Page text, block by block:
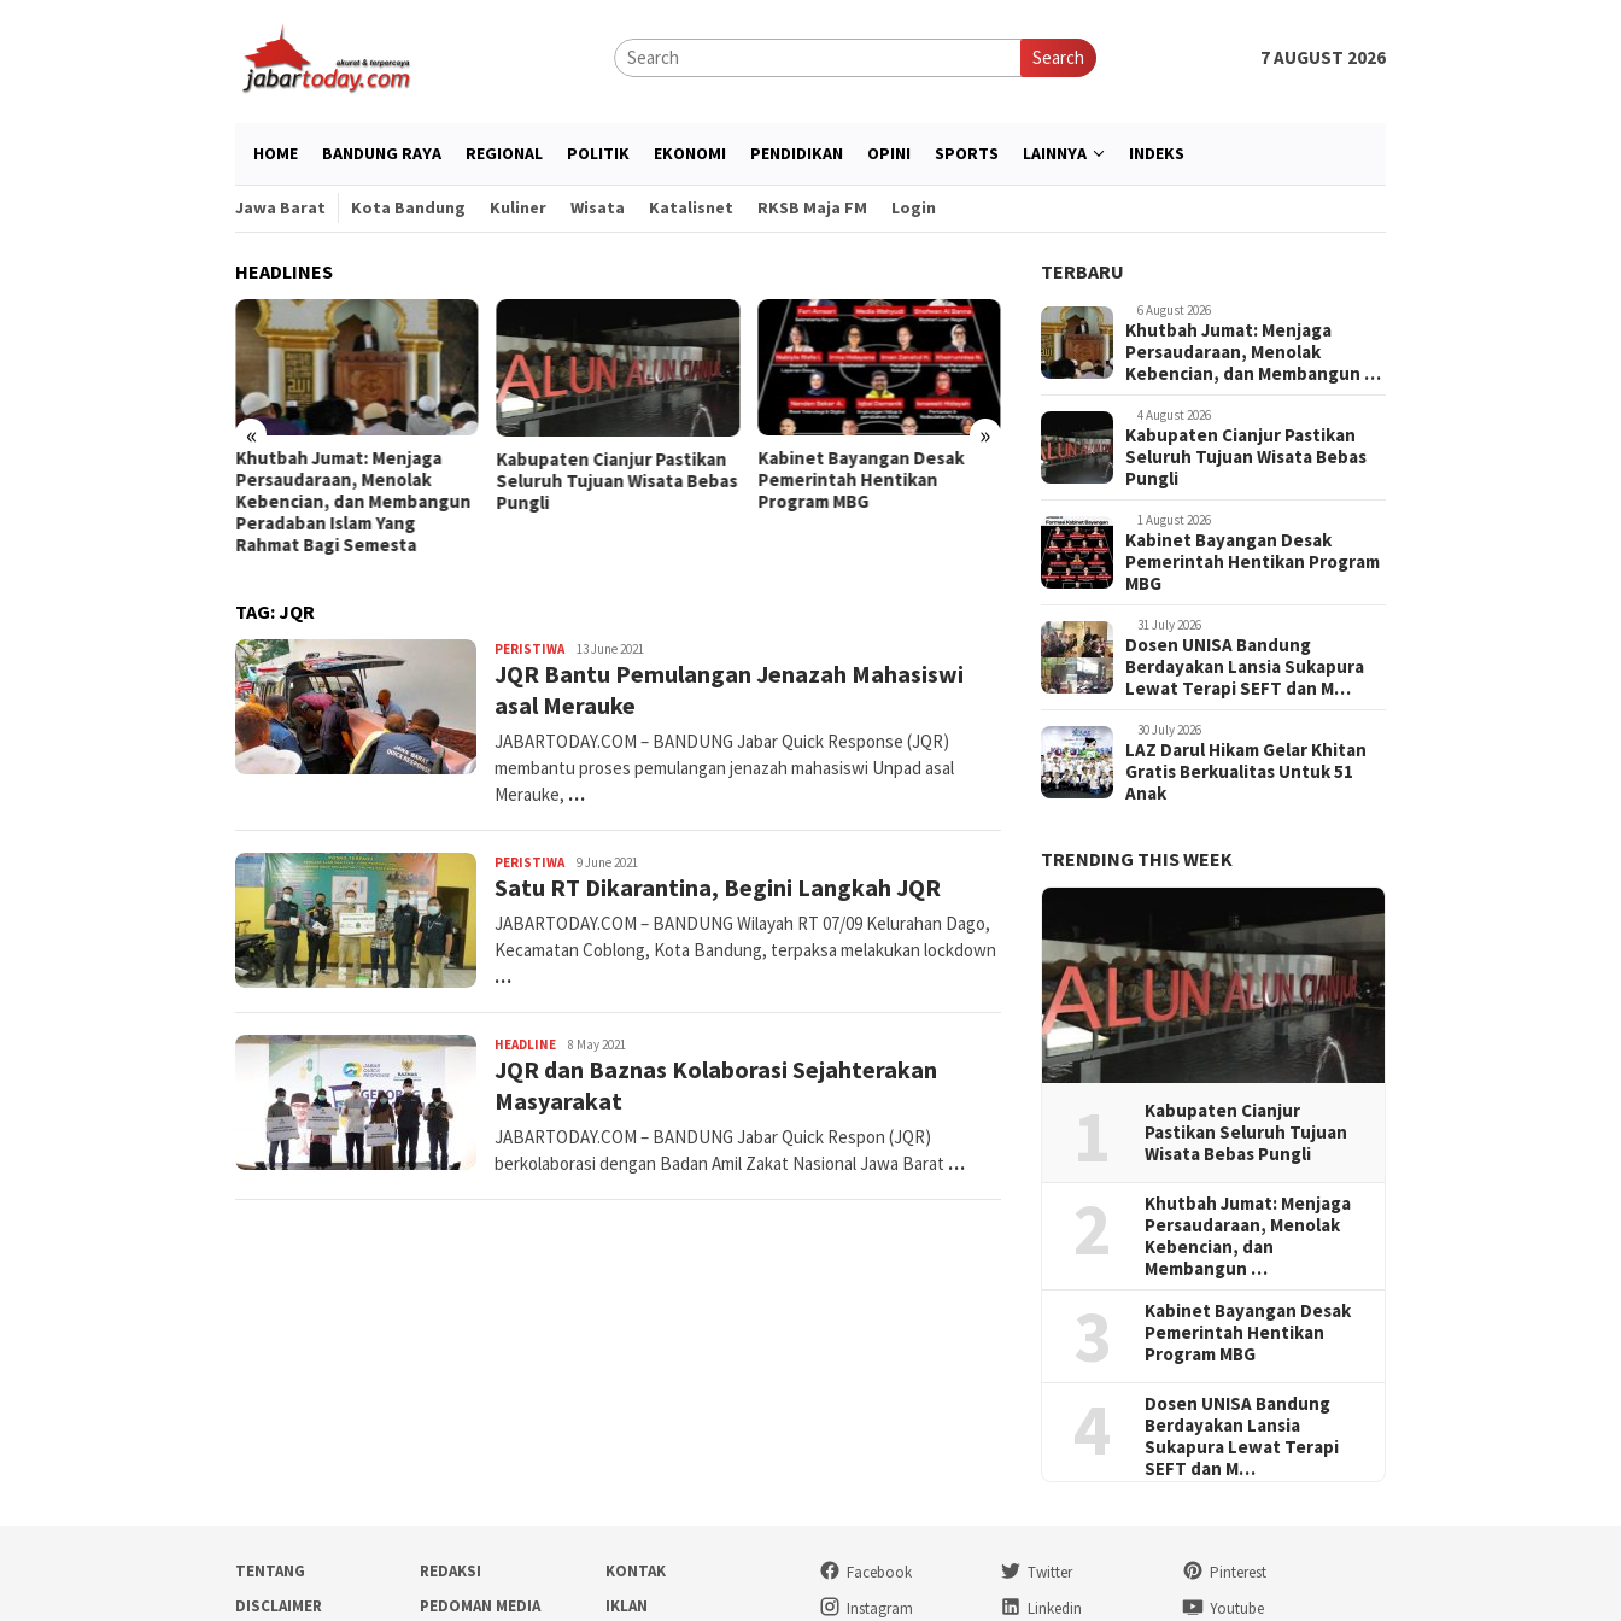
Search 7 AUGUST 2026
HOME BANDUNG RAYA REGIONAL POLITIK EKONOMI PENDIDIKAN OPINI SPORTS LAINNYA INDEKS
Jawa Barat Kota Bandung Kuliner Wisata Katalisnet RKSB Maja FM Login
HEADLINES
« »
Kebencian, dan Membangun
Kabupaten Cianjur Pastikan
Seluruh Tujuan Wisata Bebas
Pungli
Kabinet Bayangan Desak
Pemerintah Hentikan
Program MBG
Dosen UNISA Bandung
Berdayakan Lansia Sukapura
Lewat Terapi SEFT dan
LAZ Darul Hikam Gelar Khitan
Gratis Berkualitas Untuk 51
Dari Cedera Menuju Juara,
TAG:JQR
PERISTIWAAvila
Dwiputra
13 June 2021
JQR Bantu Pemulangan Jenazah Mahasiswi
asal Merauke
JABARTODAY.COM – BANDUNG Jabar Quick Response (JQR)
membantu proses pemulangan jenazah mahasiswi Unpad asal
Merauke, …
PERISTIWAAvila
Dwiputra
9 June 2021
Satu RT Dikarantina, Begini Langkah JQR
JABARTODAY.COM – BANDUNG Wilayah RT 07/09 Kelurahan Dago,
Kecamatan Coblong, Kota Bandung, terpaksa melakukan lockdown
…
HEADLINEAvila
Dwiputra
8 May 2021
JQR dan Baznas Kolaborasi Sejahterakan
Masyarakat
JABARTODAY.COM – BANDUNG Jabar Quick Respon (JQR)
berkolaborasi dengan Badan Amil Zakat Nasional Jawa Barat …
TERBARU
6 August 2026
Khutbah Jumat: Menjaga
Persaudaraan, Menolak
Kebencian, dan Membangun …
4 August 2026
Kabupaten Cianjur Pastikan
Seluruh Tujuan Wisata Bebas
Pungli
1 August 2026
Kabinet Bayangan Desak
Pemerintah Hentikan Program
MBG
31 July 2026
Dosen UNISA Bandung
Berdayakan Lansia Sukapura
Lewat Terapi SEFT dan M…
30 July 2026
LAZ Darul Hikam Gelar Khitan
Gratis Berkualitas Untuk 51
Anak
TRENDING THIS WEEK
1
Kabupaten Cianjur
Pastikan Seluruh Tujuan
Wisata Bebas Pungli
2
Khutbah Jumat: Menjaga
Persaudaraan, Menolak
Kebencian, dan
Membangun …
3
Kabinet Bayangan Desak
Pemerintah Hentikan
Program MBG
4
Dosen UNISA Bandung
Berdayakan Lansia
Sukapura Lewat Terapi
SEFT dan M…
TENTANG REDAKSI
KONTAK
DISCLAIMER
PEDOMAN MEDIA IKLAN
Facebook Twitter
Pinterest
Instagram
Linkedin Youtube